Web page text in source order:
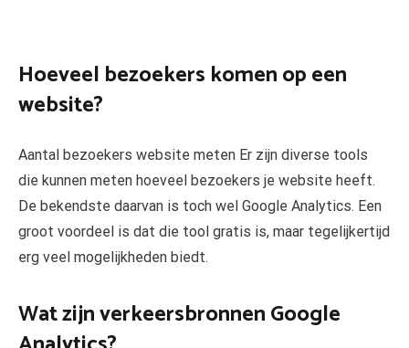
Hoeveel bezoekers komen op een
website?
Aantal bezoekers website meten Er zijn diverse tools
die kunnen meten hoeveel bezoekers je website heeft.
De bekendste daarvan is toch wel Google Analytics. Een
groot voordeel is dat die tool gratis is, maar tegelijkertijd
erg veel mogelijkheden biedt.
Wat zijn verkeersbronnen Google